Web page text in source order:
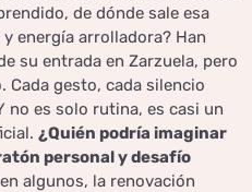
de dónde sale esa
energía arrolladora? Han
su entrada en Zarzuela, pero
Cada gesto, cada silencio
es solo rutina, es casi un
¿Quién podría imaginar
personal y desafío
algunos, la renovación